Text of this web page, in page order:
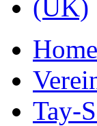
Home
Tay-